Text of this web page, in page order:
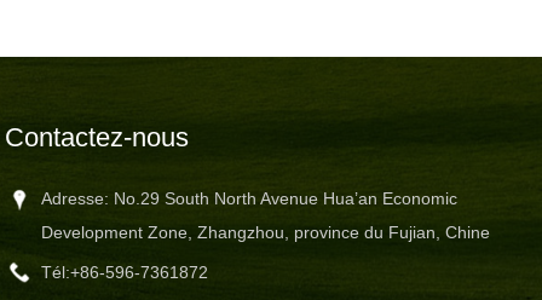
Contactez-nous
Adresse: No.29 South North Avenue Hua’an Economic
Development Zone, Zhangzhou, province du Fujian, Chine
Tél:+86-596-7361872